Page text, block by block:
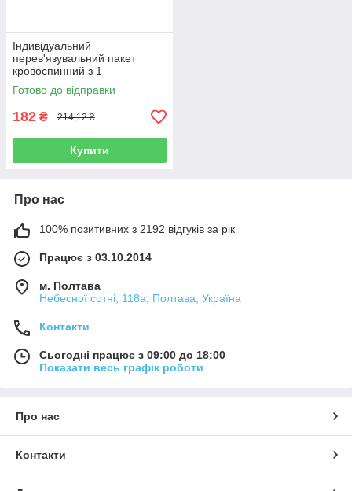
Індивідуальний
перев'язувальний пакет
кровоспинний з 1
подушечкою 15х18см
"Білосніжка" стерильний
Готово до відправки
182 ₴ 214,12 ₴
Купити
Про нас
100% позитивних з 2192 відгуків за рік
Працює з 03.10.2014
м. Полтава
Небесної сотні, 118а, Полтава, Україна
Контакти
Сьогодні працює з 09:00 до 18:00
Показати весь графік роботи
Про нас
Контакти